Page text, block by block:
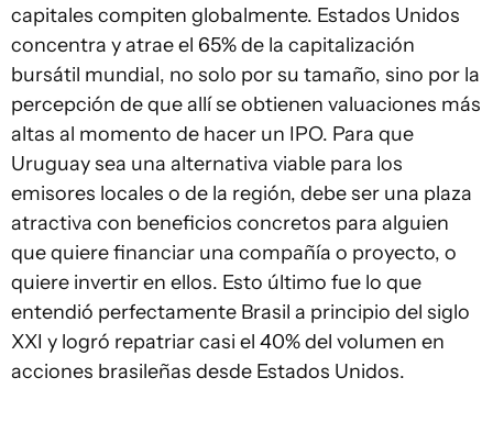
capitales compiten globalmente. Estados Unidos
concentra y atrae el 65% de la capitalización
bursátil mundial, no solo por su tamaño, sino por la
percepción de que allí se obtienen valuaciones más
altas al momento de hacer un IPO. Para que
Uruguay sea una alternativa viable para los
emisores locales o de la región, debe ser una plaza
atractiva con beneficios concretos para alguien
que quiere financiar una compañía o proyecto, o
quiere invertir en ellos. Esto último fue lo que
entendió perfectamente Brasil a principio del siglo
XXI y logró repatriar casi el 40% del volumen en
acciones brasileñas desde Estados Unidos.